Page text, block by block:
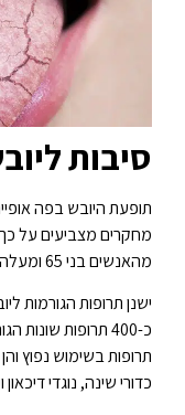
סיבות
תופעת היובש בפה
מהאנשים בני 65 ומעלה.
ישנן תרופות הגורמות
תרופות בשימוש נפוץ
כדורי שינה, נוגדי דיכאון